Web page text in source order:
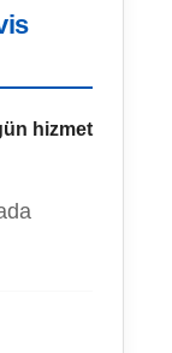
hizmet